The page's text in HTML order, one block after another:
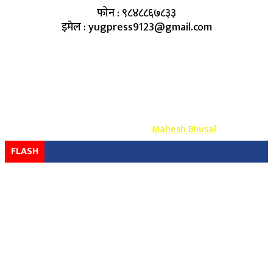
फोन : ९८४८८६७८३३
इमेल : yugpress9123@gmail.com
Design & Develop By-Mahesh Bhusal
FLASH